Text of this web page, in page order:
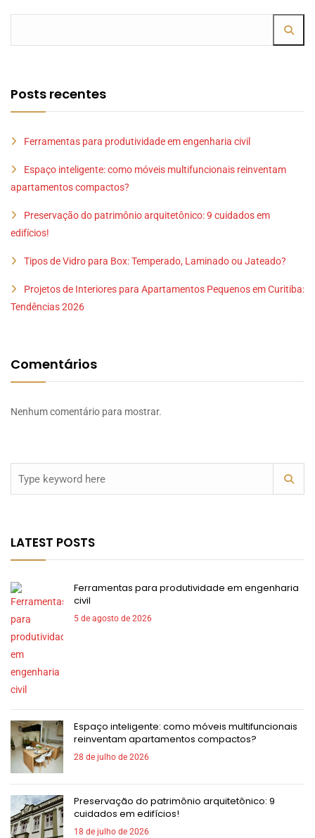
Posts recentes
Ferramentas para produtividade em engenharia civil
Espaço inteligente: como móveis multifuncionais reinventam
apartamentos compactos?
Preservação do patrimônio arquitetônico: 9 cuidados em
edifícios!
Tipos de Vidro para Box: Temperado, Laminado ou Jateado?
Projetos de Interiores para Apartamentos Pequenos em Curitiba:
Tendências 2026
Comentários
Nenhum comentário para mostrar.
LATEST POSTS
Ferramentas para produtividade em engenharia
civil
5 de agosto de 2026
Espaço inteligente: como móveis multifuncionais
reinventam apartamentos compactos?
28 de julho de 2026
Preservação do patrimônio arquitetônico: 9
cuidados em edifícios!
18 de julho de 2026